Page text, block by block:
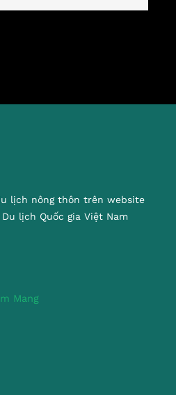
lịch nông thôn trên website
lịch Quốc gia Việt Nam